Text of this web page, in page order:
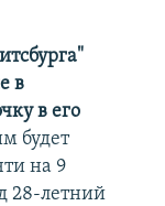
в
в его
будет
на 9
28-летний